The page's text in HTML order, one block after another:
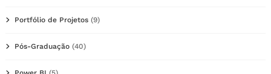
Portfólio de Projetos (9)
Pós-Graduação (40)